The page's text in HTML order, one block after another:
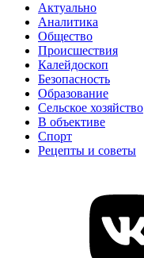
Актуально
Аналитика
Общество
Происшествия
Калейдоскоп
Безопасность
Образование
Сельское хозяйство
В объективе
Спорт
Рецепты и советы